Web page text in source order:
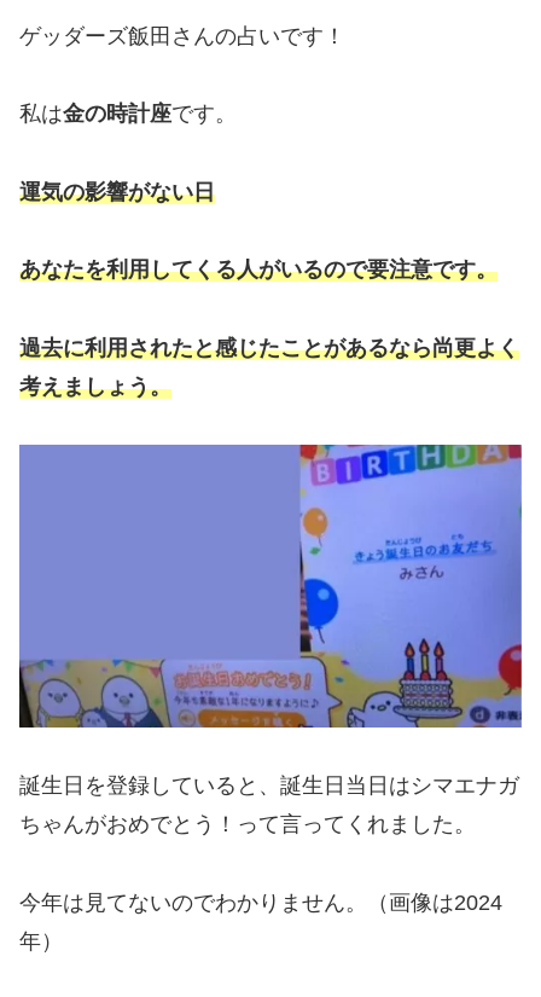
ゲッダーズ飯田さんの占いです！
私は金の時計座です。
運気の影響がない日
あなたを利用してくる人がいるので要注意です。
過去に利用されたと感じたことがあるなら尚更よく
考えましょう。
誕生日を登録していると、誕生日当日はシマエナガ
ちゃんがおめでとう！って言ってくれました。
今年は見てないのでわかりません。（画像は2024
年）